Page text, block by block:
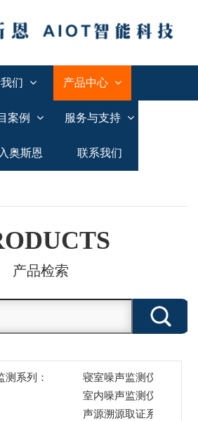
们 产品中心
案例 服务与支持
奥斯恩 联系我们
产品检索
测系列：
寝室噪声监测仪
室内噪声监测仪
声源溯源取证系统